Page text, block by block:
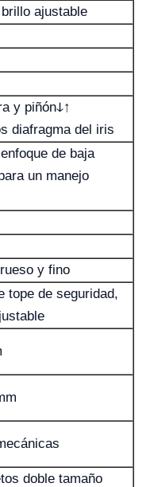
ajustable
y piñónↆ↑
diafragma del iris
de baja
un manejo
y fino
tope de seguridad,
doble tamaño